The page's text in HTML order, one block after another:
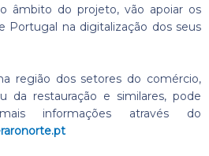
âmbito do projeto, vão apoiar os
Portugal na digitalização dos seus
região dos setores do comércio,
da restauração e similares, pode
informações através do